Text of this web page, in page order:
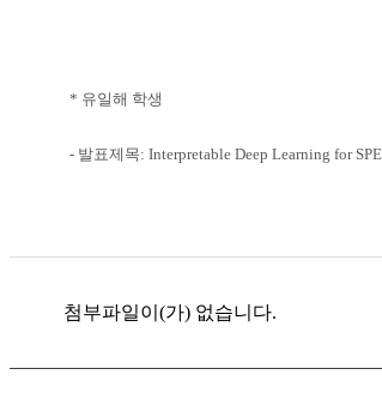
* 유일해 학생
- 발표제목: Interpretable Deep Learning for
첨부파일이(가) 없습니다.